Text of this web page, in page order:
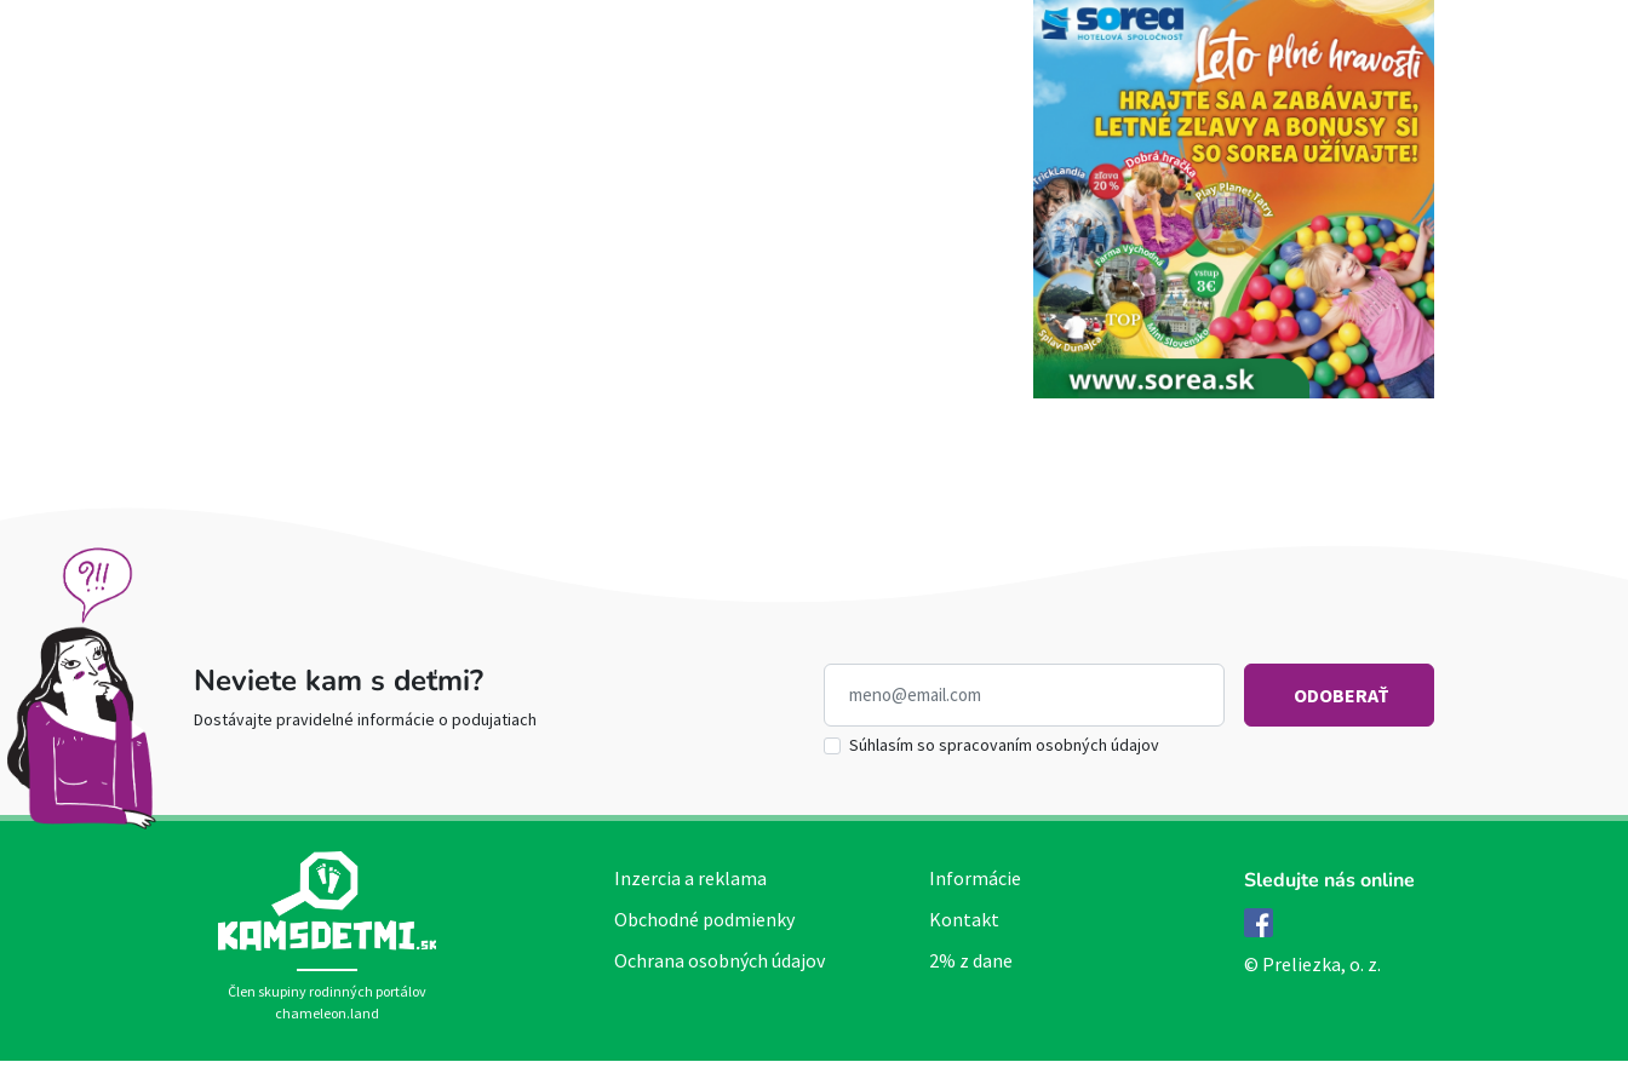
Neviete kam s deťmi?
Dostávajte pravidelné informácie o podujatiach
Súhlasím so spracovaním osobných údajov
Člen skupiny rodinných portálov
chameleon.land
Inzercia a reklama
Obchodné podmienky
Ochrana osobných údajov
Informácie
Kontakt
2% z dane
Sledujte nás online
© Preliezka, o. z.